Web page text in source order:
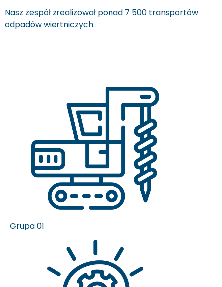
Nasz zespół zrealizował ponad 7 500 transportów
odpadów wiertniczych.
Grupa 01